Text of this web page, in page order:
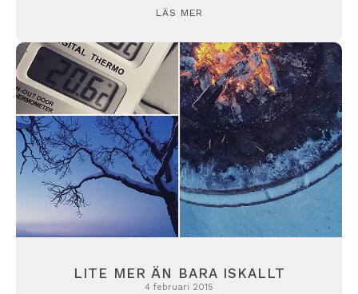
LÄS MER
LITE MER ÄN BARA ISKALLT
4 februari 2015